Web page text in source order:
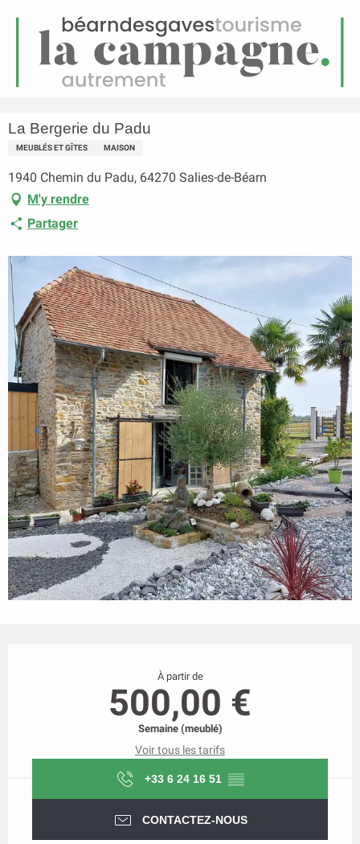
Menu
La Bergerie du Padu
La Bergerie du Padu
MEUBLÉS ET GÎTES MAISON
1940 Chemin du Padu, 64270 Salies-de-Béarn
M'y rendre
Partager
À partir de
500,00 €
Semaine (meublé)
Voir tous les tarifs
+33 6 24 16 51 ▒▒
CONTACTEZ-NOUS